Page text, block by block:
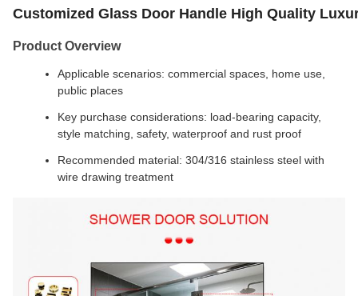
Customized Glass Door Handle High Quality
Product Overview
Applicable scenarios: commercial spaces, home use,
public places
Key purchase considerations: load-bearing capacity,
style matching, safety, waterproof and rust proof
Recommended material: 304/316 stainless steel with
wire drawing treatment